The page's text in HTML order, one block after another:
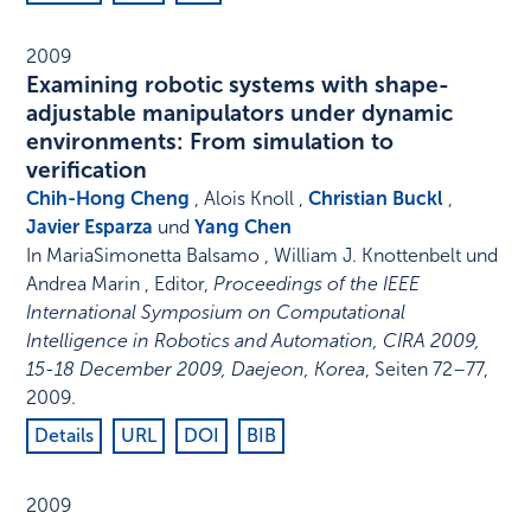
2009
Examining robotic systems with shape-
adjustable manipulators under dynamic
environments: From simulation to
verification
Chih-Hong Cheng , Alois Knoll ,Christian Buckl ,
Javier Esparza undYang Chen
In MariaSimonetta Balsamo , William J. Knottenbelt und
Andrea Marin , Editor,Proceedings of the IEEE
International Symposium on Computational
Intelligence in Robotics and Automation, CIRA 2009,
15-18 December 2009, Daejeon, Korea, Seiten 72–77,
2009.
Details
URL DOI BIB
2009